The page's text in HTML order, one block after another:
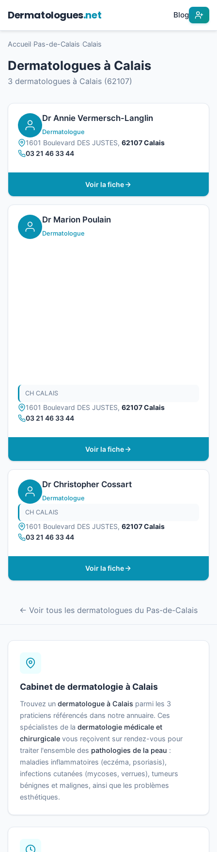
Dermatologues.net Blog
Accueil Pas-de-Calais Calais
Dermatologues à Calais
3 dermatologues à Calais (62107)
Dr Annie Vermersch-Langlin
Dermatologue
1601 Boulevard DES JUSTES, 62107 Calais
03 21 46 33 44
Voir la fiche
Dr Marion Poulain
Dermatologue
CH CALAIS
1601 Boulevard DES JUSTES, 62107 Calais
03 21 46 33 44
Voir la fiche
Dr Christopher Cossart
Dermatologue
CH CALAIS
1601 Boulevard DES JUSTES, 62107 Calais
03 21 46 33 44
Voir la fiche
← Voir tous les dermatologues du Pas-de-Calais
Cabinet de dermatologie à Calais
Trouvez un dermatologue à Calais parmi les 3
praticiens référencés dans notre annuaire. Ces
spécialistes de la dermatologie médicale et
chirurgicale vous reçoivent sur rendez-vous pour
traiter l'ensemble des pathologies de la peau :
maladies inflammatoires (eczéma, psoriasis),
infections cutanées (mycoses, verrues), tumeurs
bénignes et malignes, ainsi que les problèmes
esthétiques.